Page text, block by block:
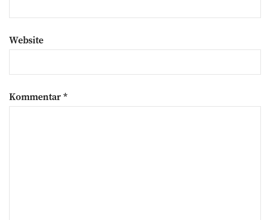
Website
Kommentar*